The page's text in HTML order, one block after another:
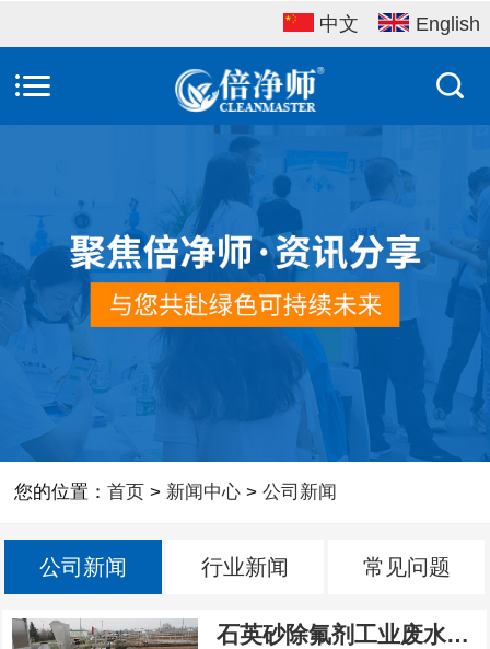
中文 English
您的位置：首页 > 新闻中心 >公司新闻
公司新闻 行业新闻 常见问题
石英砂除氟剂工业废水处理